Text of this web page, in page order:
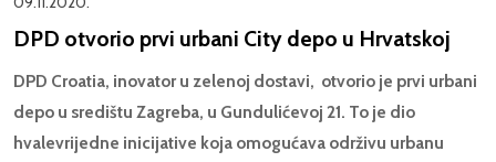
DPD otvorio prvi urbani City depo u Hrvatskoj
DPD Croatia, inovator u zelenoj dostavi, otvorio je prvi urbani
depo u središtu Zagreba, u Gundulićevoj 21. To je dio
hvalevrijedne inicijative koja omogućava održivu urbanu